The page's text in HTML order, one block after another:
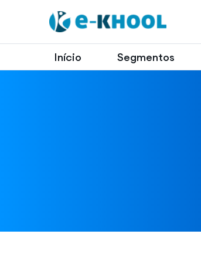
Início Segmentos